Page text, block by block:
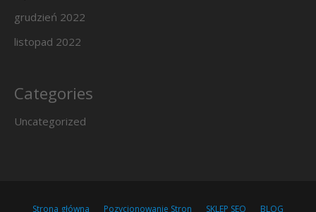
grudzień 2022
listopad 2022
Categories
Uncategorized
Strona główna Pozycjonowanie Stron SKLEP SEO BLOG